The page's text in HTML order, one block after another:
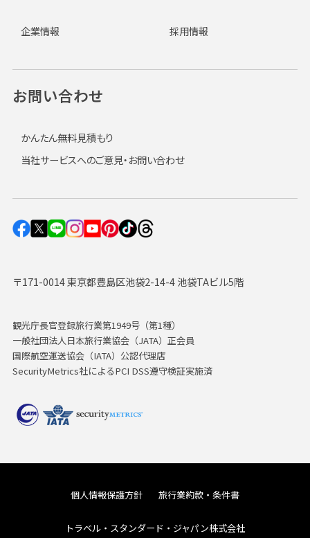
〒171-0014 東京都豊島区池袋2-14-4 池袋TAビル5階
観光庁長官登録旅行業第1949号（第1種）
一般社団法人日本旅行業協会（JATA）正会員
国際航空運送協会（IATA）公認代理店
SecurityMetrics社によるPCI DSS遵守検証実施済
企業情報 採用情報
お問い合わせ
かんたん無料見積もり
当社サービスへのご意見・お問い合わせ
個人情報保護方針 旅行業約款・条件書
トラベル・スタンダード・ジャパン株式会社